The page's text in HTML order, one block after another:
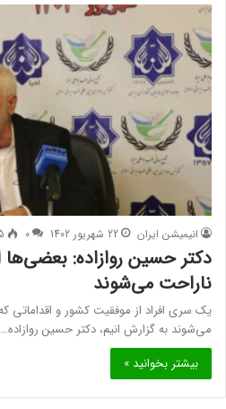
انیمیشن ایران 22 شهریور 1402 0
دکتر حسین روازاده:
ناراحت می‌شوند
یک سری افراد از موفقیت کشور و اقداماتی
می‌شوند به گزارش انیم، دکتر حسین روازاده…
بیشتر بخوانید »